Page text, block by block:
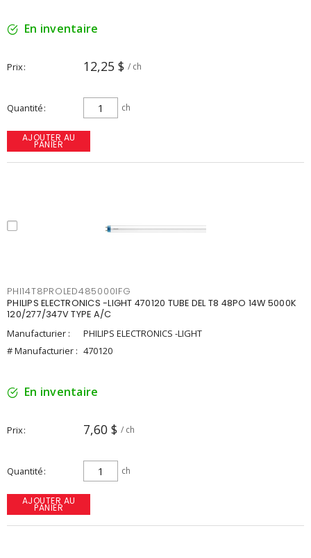
En inventaire
Prix 12,25 $ / ch
Quantité ch
AJOUTER AU
PANIER
PHI14T8PROLED485000IFG
PHILIPS ELECTRONICS -LIGHT 470120 TUBE DEL T8 48PO 14W 5000K
120/277/347V TYPE A/C
Manufacturier :
PHILIPS ELECTRONICS -LIGHT
# Manufacturier : 470120
En inventaire
Prix 7,60 $ / ch
Quantité ch
AJOUTER AU
PANIER